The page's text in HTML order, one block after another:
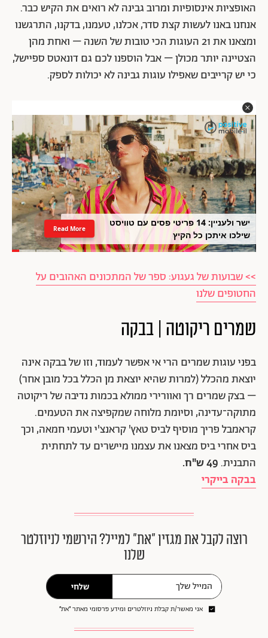
האופציות אינסופיות ומרוב גבינה לא רואים את הקיש כבר.
אנחנו באנו לעשות קצת סדר, אכלנו, טעמנו, בדקנו, התרגשנו
ומצאנו את 21 העוגות הכי טובות של השנה – ואחת מהן
הצטיינה יותר מכולן – אבל הוספנו לכם גם דונאטס ספיישל,
כי יש קרייבים שאפילו עוגות גבינה לא יכולות לספק.
ישר ולעניין: 14 פריטי פסים עם טוויסט
שילכו איתכן כל הקיץ
Read More
>> שבועות של געגוע: ספר של המתכונים האהובים על
החטופים שלנו
שמרים ריקוטה | בבקה
בפני עוגות שמרים הרי אי אפשר לעמוד, וזו של בבקה אינה
יוצאת מהכלל (למרות שהיא יוצאת מן הכלל בכל מובן אחר)
– בצק שמרים רך ואוורירי ממולא בכמות נדיבה של ריקוטה
מתוקה־עדינה, וסיומת מלוחה שמקפיצה את הטעמים.
קראמבל פריך מוסיף לביס טאץ' קראנצ'י וטעמי חמאה, וכך
ביס אחרי ביס מצאנו את עצמנו מיישרים עד לתחתית
התבנית. 49 ש"ח.
בבקה בייקרי
רוצה לקבל את מגזין ״את״ למייל? הירשמי לניוזלטר
שלנו
שלחי
אני מאשר/ת קבלת ניוזלטרים ומידע פרסומי מאתר ״את״